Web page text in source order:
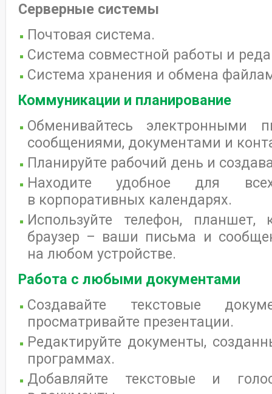
Серверные системы
Почтовая система.
Система совместной работы и
Система хранения и обмена
Коммуникации и планирование
Обменивайтесь электронными
сообщениями, документами и
Планируйте рабочий день и
Находите удобное для
в корпоративных календарях.
Используйте телефон,
браузер – ваши письма и
на любом устройстве.
Работа с любыми документами
Создавайте текстовые
просматривайте презентации.
Редактируйте документы,
программах.
Добавляйте текстовые и